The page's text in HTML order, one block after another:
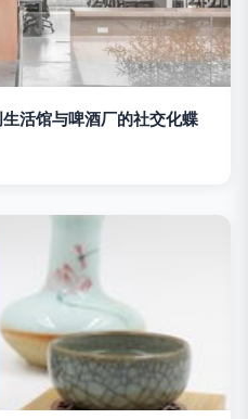
活馆与啤酒厂的社交化蝶